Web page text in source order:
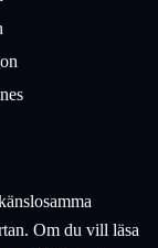
Om du vill läsa